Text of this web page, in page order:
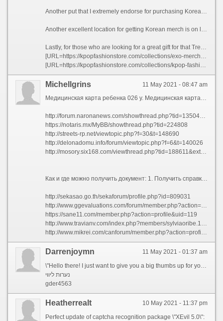
Another put that I extremely endorse for purchasing Korean pop merch is eBay. If you wish to be able to get some definitely unique things for a really realistic rate, then this is a great place to glimpse. As opposed to the other two web sites, eBay permits you to use the PayPal payment system so you will not have to bother with handling hard folks and you can even purchase gifts in your idols on-line. There are many of Korean retail outlet in close proximity to me that also market products on the web but none of these offer as good of Korean pop audio as eBay does.
Another excellent location for getting Korean merch is on line, but not within an real keep is the popular Korean store named Jeju. . Their items are very similar to eBay but with an increased price since the retail store offers lots of exceptional merchandise that are not available any place else.
Lastly, for those who are looking for a great gift for that Tremendous idol in your lifetime, it is advisable to check out the Korean retail outlet named MySpace. If you want to know very well what other Korean celebs are as much as, This web site is definitely an absolute should pay a visit to to suit your needs. There are a lot of great objects readily available in this article but the costs are not as well lousy and you will also have the ability to see photos of such celebs so you are going to understand what the merchandise is like in genuine life.
[URL=https://kpopfashionstore.com/collections/exo-merch]exo ex\'act[/URL]
[URL=https://kpopfashionstore.com/collections/kpop-fashion]kpop earrings[/URL]
11 May 2021 - 08:47 am
Michellgrins
Медицинская карта ребенка 026 у. Медицинская карта ребенка 026 у является важным документом при зачислении ребенка в образовательные учреждения. Такая карта отражает все обследования и профилактические процедуры. Документ содержит также прививочный лист, где находятся все сведения и результаты каждой прививки. При поступлении в детский сад или школу нужно обязательно предоставить медицинскую карту, при отсутствии хоть одного обследования или прививки назначаются дополнительные осмотры врачей.
http://forum.naronanews.com/showthread.php?tid=135046&pid=404189#pid404189
https://notaris.mx/MyBB/showthread.php?tid=224808
http://streets-rp.net/viewtopic.php?f=30&t=148690
http://delonadomu.info/forum/viewtopic.php?f=6&t=140026
http://mosory.six168.com/viewthread.php?tid=188611&extra=
Как и где можно получить документ: 1. Получить справку официально. Тем, кому уже стукнуло восемнадцать лет обязаны обращаться во взрослую поликлинику. Врач может выдать справку только удостоверившись, что студент действительно болеет, и не ранее седьмого дня от заболевания, когда человеку становиться лучше. 2. Справку можно взять в туберкулезном диспансере, в санатории или реабилитационном центре. 3. Можно просто купить справку 095у или справку 027/у в Справка-Москва. Такой способ является самым быстрым и удобным.
http://sekasao.go.th/sekaforum/profile.php?id=809031
http://www.ggevaluations.com/forum/member.php?action=profile&uid=5991
https://sane11.com/member.php?action=profile&uid=119
http://www.travianv.com/index.php?members/sylviaoribe.13909/
http://www.mikrei.com/canforum/member.php?action=profile&uid=63557
11 May 2021 - 01:37 am
Darrenjoymn
\"Hello there! I just want to give you a big thumbs up for your great information you\'ve got right here on this post. I am returning to your site for more soon.\"
נערות ליווי
gder4563
10 May 2021 - 11:37 pm
Heatherrealt
Perfect update of captcha recognition package \"XEvil 5.0\":